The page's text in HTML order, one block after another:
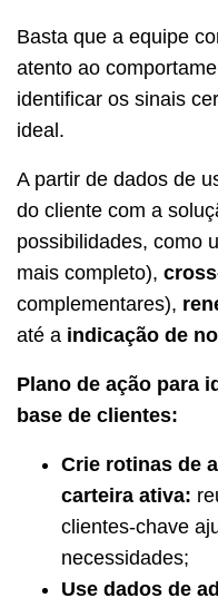
Basta que a equipe
atento ao
identificar os sinais
ideal.
A partir de dados de
do cliente com a
possibilidades, como
mais completo),
complementares),
até a indicação de
Plano de ação para
base de clientes:
Crie rotinas de
carteira ativa:
clientes-chave
necessidades;
Use dados de